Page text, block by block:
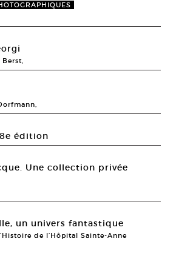
édition
Une collection privée
un univers fantastique
de l’Hôpital Sainte-Anne